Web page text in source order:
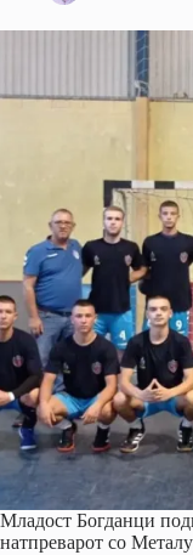
Младост Богданци
натпреварот со